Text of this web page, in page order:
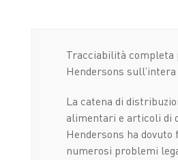
Tracciabilità completa
Hendersons
La catena di
alimentari e articoli di
Hendersons ha dovuto
numerosi problemi